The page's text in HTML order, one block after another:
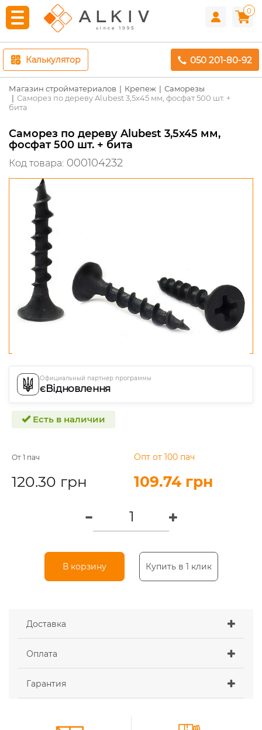
0
Калькулятор 050 201-80-92
Магазин стройматериалов Крепеж
Саморезы
Саморез по дереву Alubest 3,5x45 мм, фосфат 500 шт. +
бита
Саморез по дереву Alubest 3,5x45 мм,
фосфат 500 шт. + бита
Код товара: 000104232
Официальный партнер программы
єВідновлення
Есть в наличии
От 1 пач
120.30 грн
Опт от 100 пач
109.74 грн
В корзину Купить в 1 клик
Доставка
Оплата
Гарантия